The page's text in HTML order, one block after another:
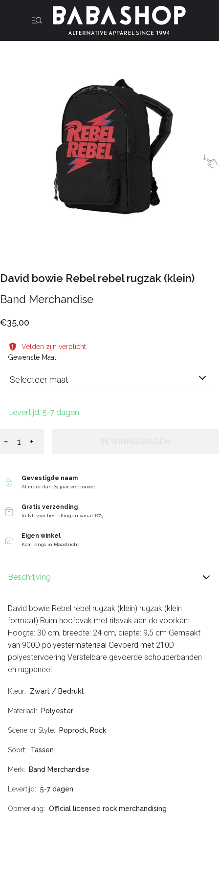
David bowie Rebel rebel rugzak (klein)
Band Merchandise
€35,00
Velden zijn verplicht.
Gewenste Maat
Selecteer maat
Levertijd: 5-7 dagen
− +
Gevestigde naam
Al meer dan 25 jaar vertrouwd
Gratis verzending
In NL voor bestellingen vanaf €75
Eigen winkel
Kom langs in Maastricht
Beschrijving
David bowie Rebel rebel rugzak (klein) rugzak (klein
formaat) Ruim hoofdvak met ritsvak aan de voorkant
Hoogte: 30 cm, breedte: 24 cm, diepte: 9,5 cm Gemaakt
van 900D polyestermateriaal Gevoerd met 210D
polyestervoering Verstelbare gevoerde schouderbanden
en rugpaneel
Kleur Zwart / Bedrukt
Materiaal Polyester
Scene or Style Poprock, Rock
Soort Tassen
Merk Band Merchandise
Levertijd 5-7 dagen
Opmerking Official licensed rock merchandising